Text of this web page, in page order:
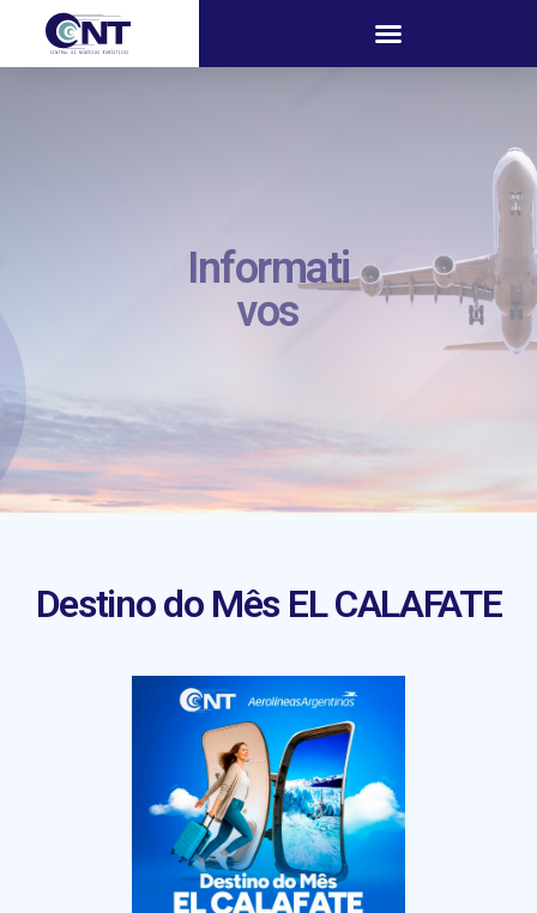
Informati
vos
Destino do Mês EL CALAFATE